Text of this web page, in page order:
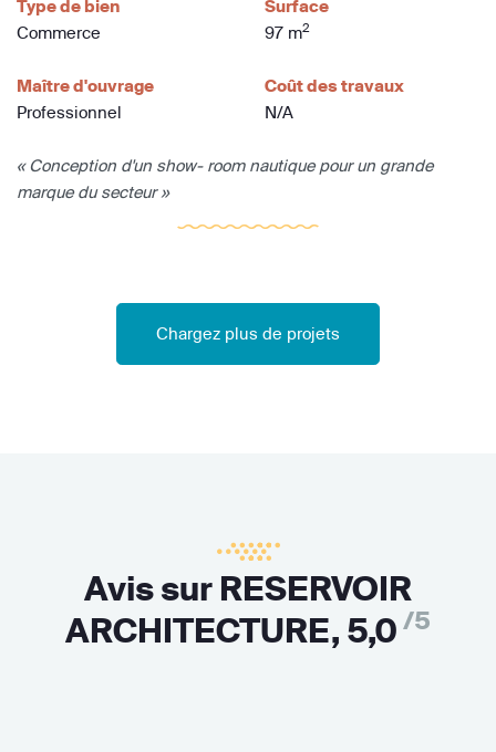
Type de bien
Commerce
Surface
97 m2
Maître d'ouvrage
Professionnel
Coût des travaux
N/A
« Conception d'un show- room nautique pour un grande
marque du secteur »
Chargez plus de projets
Avis sur RESERVOIR
ARCHITECTURE, 5,0 /5